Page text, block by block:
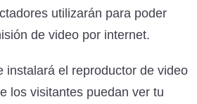
utilizarán para poder
de video por internet.
instalará el reproductor de video
los visitantes puedan ver tu